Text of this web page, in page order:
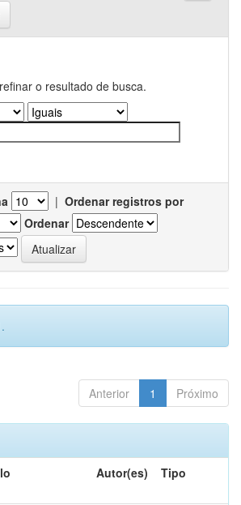
o resultado de busca.
| Ordenar registros por
Ordenar
Anterior 1 Próximo
Autor(es) Tipo